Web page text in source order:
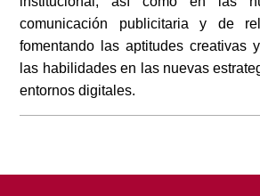
comunicación publicitaria y de
fomentando las aptitudes creativas
las habilidades en las nuevas
entornos digitales.